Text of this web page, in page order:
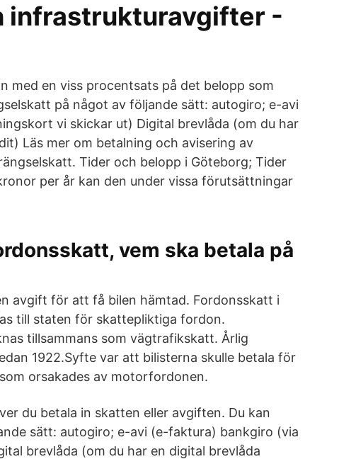
infrastrukturavgifter -
med en viss procentsats på det belopp som
på något av följande sätt: autogiro; e-avi
vi skickar ut) Digital brevlåda (om du har
Läs mer om betalning och avisering av
Tider och belopp i Göteborg; Tider
per år kan den under vissa förutsättningar
vem ska betala på
avgift för att få bilen hämtad. Fordonsskatt i
till staten för skattepliktiga fordon.
tillsammans som vägtrafikskatt. Årlig
1922.Syfte var att bilisterna skulle betala för
orsakades av motorfordonen.
du betala in skatten eller avgiften. Du kan
sätt: autogiro; e-avi (e-faktura) bankgiro (via
brevlåda (om du har en digital brevlåda